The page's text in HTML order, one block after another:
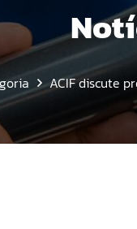
ACIF discute